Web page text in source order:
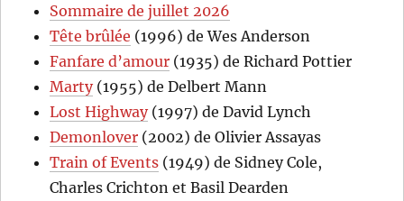
Sommaire de juillet 2026
Tête brûlée (1996) de Wes Anderson
Fanfare d’amour (1935) de Richard Pottier
Marty(1955) de Delbert Mann
Lost Highway(1997) de David Lynch
Demonlover (2002) de Olivier Assayas
Train of Events (1949) de Sidney Cole,
Charles Crichton et Basil Dearden